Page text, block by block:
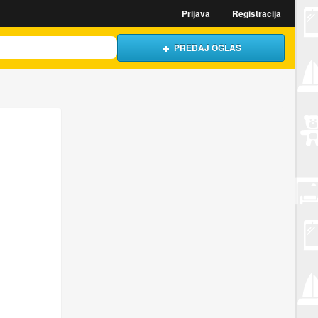
Prijava Registracija
PREDAJ OGLAS